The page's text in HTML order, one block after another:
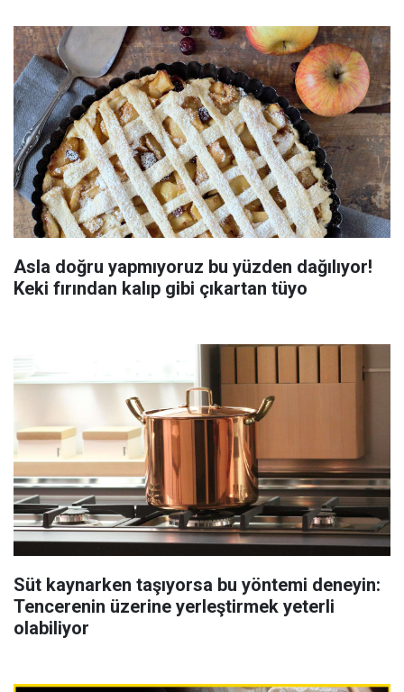
Asla doğru yapmıyoruz bu yüzden dağılıyor!
Keki fırından kalıp gibi çıkartan tüyo
Süt kaynarken taşıyorsa bu yöntemi deneyin:
Tencerenin üzerine yerleştirmek yeterli
olabiliyor